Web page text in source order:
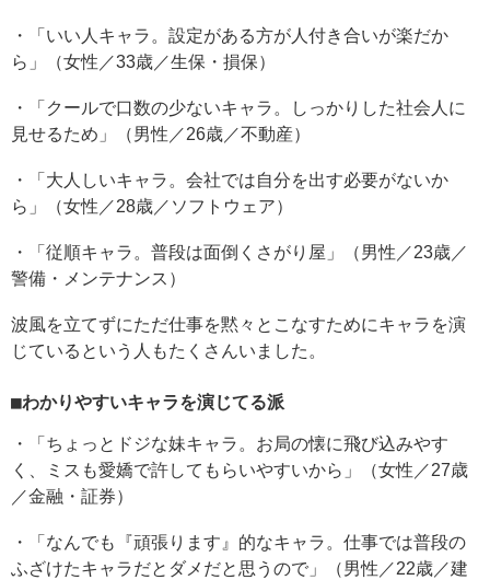
・「いい人キャラ。設定がある方が人付き合いが楽だか
ら」（女性／33歳／生保・損保）
・「クールで口数の少ないキャラ。しっかりした社会人に
見せるため」（男性／26歳／不動産）
・「大人しいキャラ。会社では自分を出す必要がないか
ら」（女性／28歳／ソフトウェア）
・「従順キャラ。普段は面倒くさがり屋」（男性／23歳／
警備・メンテナンス）
波風を立てずにただ仕事を黙々とこなすためにキャラを演
じているという人もたくさんいました。
■わかりやすいキャラを演じてる派
・「ちょっとドジな妹キャラ。お局の懐に飛び込みやす
く、ミスも愛嬌で許してもらいやすいから」（女性／27歳
／金融・証券）
・「なんでも『頑張ります』的なキャラ。仕事では普段の
ふざけたキャラだとダメだと思うので」（男性／22歳／建